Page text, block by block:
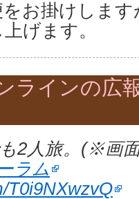
お掛けしま
げます。
ラインの広
2人旅。(※画
ラム
T0i9NXwzvQ